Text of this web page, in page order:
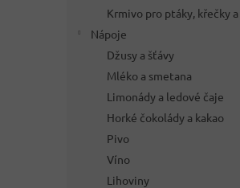
Krmivo pro ptáky, křečky
Nápoje
Džusy a šťávy
Mléko a smetana
Limonády a ledové čaje
Horké čokolády a kakao
Pivo
Víno
Lihoviny